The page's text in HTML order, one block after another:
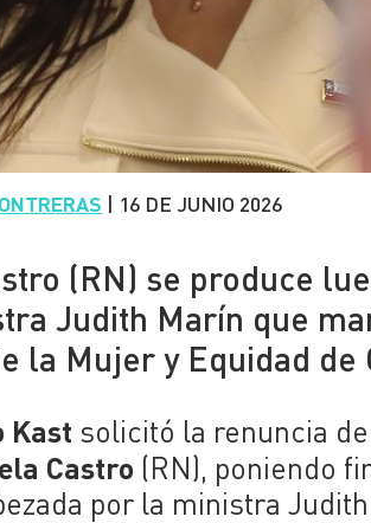
| 16 DE JUNIO 2026
(RN) se produce
Judith Marín que
la Mujer y Equidad de
Kast solicitó la renuncia
Castro (RN), poniendo
por la ministra